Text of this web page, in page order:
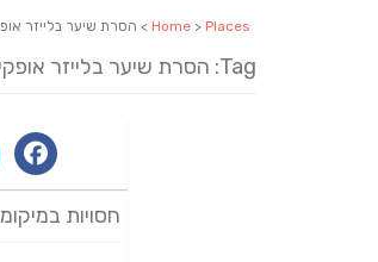
Home > Places > הסרת שיער בלייזר
Tag: הסרת שיער בלייזר אופקים
חסויות